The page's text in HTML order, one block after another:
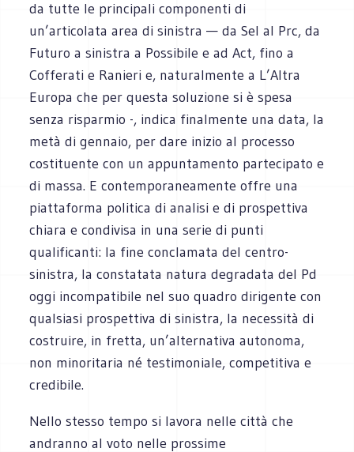
da tutte le principali componenti di
un’articolata area di sinistra — da Sel al Prc, da
Futuro a sinistra a Possibile e ad Act, fino a
Cofferati e Ranieri e, naturalmente a L’Altra
Europa che per questa soluzione si è spesa
senza risparmio -, indica finalmente una data, la
metà di gennaio, per dare inizio al processo
costituente con un appuntamento partecipato e
di massa. E contemporaneamente offre una
piattaforma politica di analisi e di prospettiva
chiara e condivisa in una serie di punti
qualificanti: la fine conclamata del centro-
sinistra, la constatata natura degradata del Pd
oggi incompatibile nel suo quadro dirigente con
qualsiasi prospettiva di sinistra, la necessità di
costruire, in fretta, un’alternativa autonoma,
non minoritaria né testimoniale, competitiva e
credibile.
Nello stesso tempo si lavora nelle città che
andranno al voto nelle prossime